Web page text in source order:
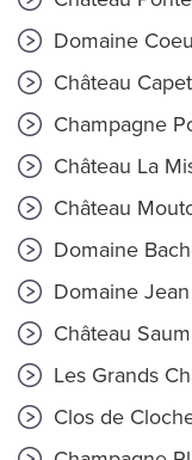
Domaine
Château
Champagne
Château La
Château
Domaine
Domaine
Château
Les Grands
Clos de